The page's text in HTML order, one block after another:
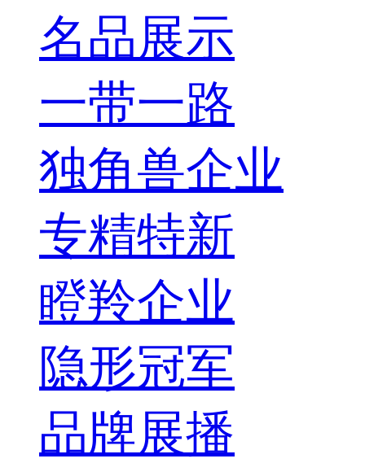
名品展示
一带一路
独角兽企业
专精特新
瞪羚企业
隐形冠军
品牌展播